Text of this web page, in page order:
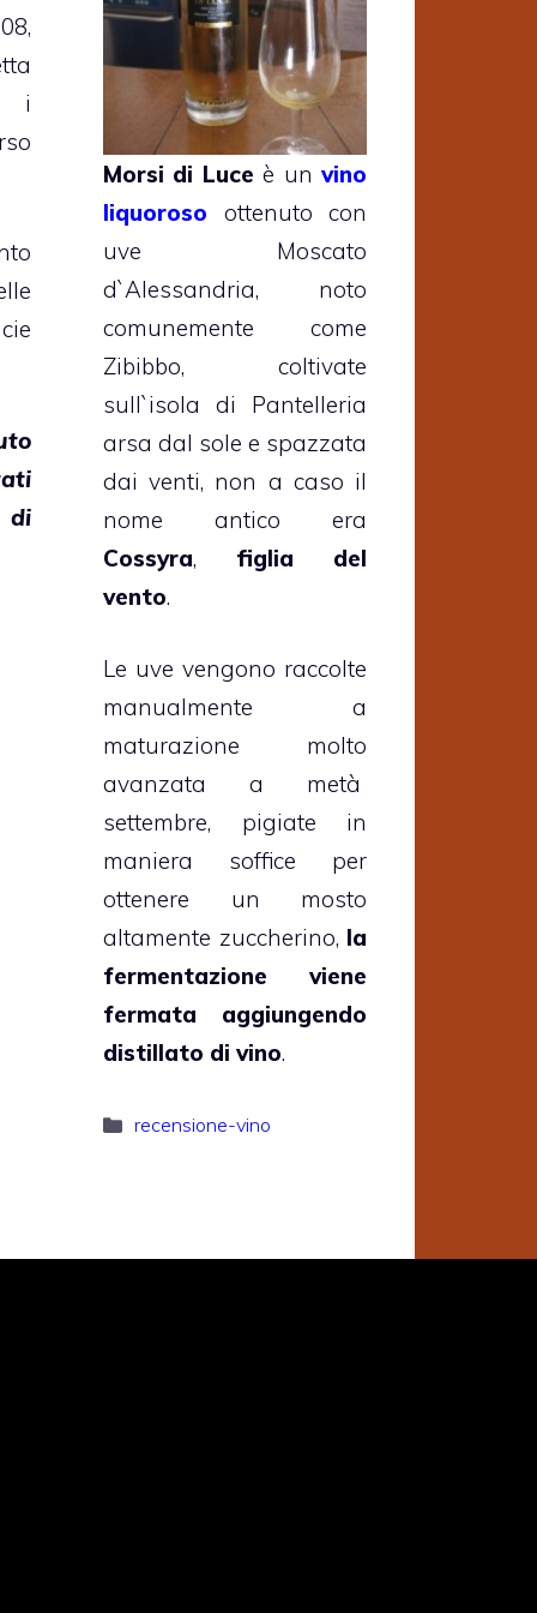
i
di
Morsi di Luceè unvino
liquoroso ottenuto con
uve Moscato
d`Alessandria, noto
comunemente come
Zibibbo, coltivate
sull`isola di Pantelleria
arsa dal sole e spazzata
dai venti, non a caso il
nome antico era
Cossyra, figlia del
vento.
Le uve vengono raccolte
manualmente a
maturazione molto
avanzata a metà
settembre, pigiate in
maniera soffice per
ottenere un mosto
altamente zuccherino, la
fermentazione viene
fermata aggiungendo
distillato di vino.
Categorie
recensione-vino